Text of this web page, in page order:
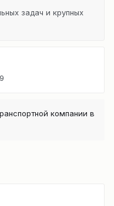
задач и крупных
компании в